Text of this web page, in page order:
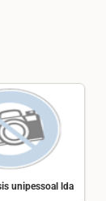
unipessoal lda